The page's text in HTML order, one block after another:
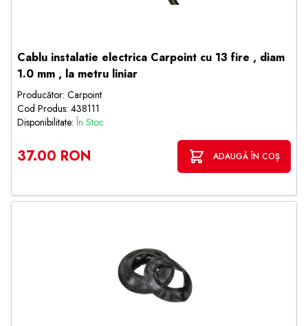
Cablu instalatie electrica Carpoint cu 13 fire , diam
1.0 mm , la metru liniar
Producător: Carpoint
Cod Produs: 438111
Disponibilitate:În Stoc
37.00 RON ADAUGĂ ÎN COȘ